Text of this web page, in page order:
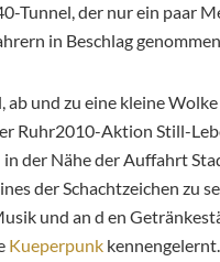
Tunnel, der nur ein paar
in Beschlag
ab und zu eine kleine
Ruhr2010-Aktion Still-
in der Nähe der Auffahrt
der Schachtzeichen zu
und an d en
Kueperpunk